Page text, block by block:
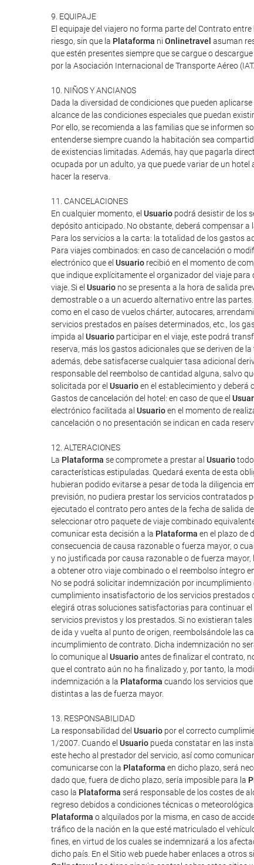
9. EQUIPAJE
El equipaje del viajero no forma parte del Contrato
riesgo, sin que la Plataforma ni Onlinetravel asuman
que estén presentes siempre que se cargue o
por la Asociación Internacional de Transporte Aéreo
10. NIÑOS Y ANCIANOS
Dada la diversidad de condiciones que pueden
alcance de las condiciones especiales que puedan
Por ello, se recomienda a las familias que se informen
entenderse siempre cuando la habitación sea
de existencias limitadas. Además, hay que pagarla
ocupada por un adulto, ya que puede variar de un
hacer la reserva.
11. CANCELACIONES
En cualquier momento, el Usuario podrá desistir de los
depósito anticipado. No obstante, deberá compensar a
Para los servicios a la carta: la totalidad de los gastos
Para viajes combinados: en caso de cancelación o
electrónico que el Usuario recibió en el momento de
que indique explícitamente el organizador del viaje para
viaje. Si el Usuario no se presenta a la hora de salida
demostrable o a un acuerdo alternativo entre las
como en el caso de vuelos chárter, autocares,
servicios prestados en países determinados, etc., los
impida al Usuario participar en el viaje, este podrá
reserva, más los gastos adicionales que se deriven de
además, debe satisfacerse cualquier tasa adicional
responsable del reembolso de cantidad alguna, salvo
solicitada por el Usuarioen el establecimiento y deberá
Gastos de cancelación del hotel: en caso de que el
electrónico facilitada al Usuarioen el momento de
cancelación o no presentación se indican en cada
12. ALTERACIONES
La Plataforma se compromete a prestar al Usuario
características estipuladas. Quedará exenta de esta
hubieran podido evitarse a pesar de toda la diligencia
previsión, no pudiera prestar los servicios contratados
ejecutado el contrato pero antes de la fecha de salida
seleccionar otro paquete de viaje combinado
comunicar esta decisión a la Plataforma en el plazo de
consecuencia de causa razonable o fuerza mayor, o
y no justificada por causa razonable o de fuerza mayor,
a obtener otro viaje combinado o el reembolso íntegro
No se podrá solicitar indemnización por
cumplimiento insatisfactorio de los servicios prestados
elegirá otras soluciones satisfactorias para continuar
servicios previstos y los prestados. Si no existieran tales
de ida y vuelta al punto de origen, reembolsándole las
incumplimiento de contrato. Dicha indemnización no
lo comunique al Usuarioantes de finalizar el contrato,
que el contrato aún no ha finalizado y, por tanto, la
indemnización a la Plataforma cuando los servicios
distintas a las de fuerza mayor.
13. RESPONSABILIDAD
La responsabilidad del Usuario por el correcto
1/2007. Cuando el Usuario pueda constatar en las
este hecho al prestador del servicio, así como
comunicarse con la Plataforma en dicho plazo, será
dado que, fuera de dicho plazo, sería imposible para la
caso la Plataforma será responsable de los costes de
regreso debidos a condiciones técnicas o
Plataforma o alquilados por la misma, en caso de
tráfico de la nación en la que esté matriculado el
fines, en virtud de los cuales se indemnizará a los
dicho país. En el Sitio web puede haber enlaces a otros